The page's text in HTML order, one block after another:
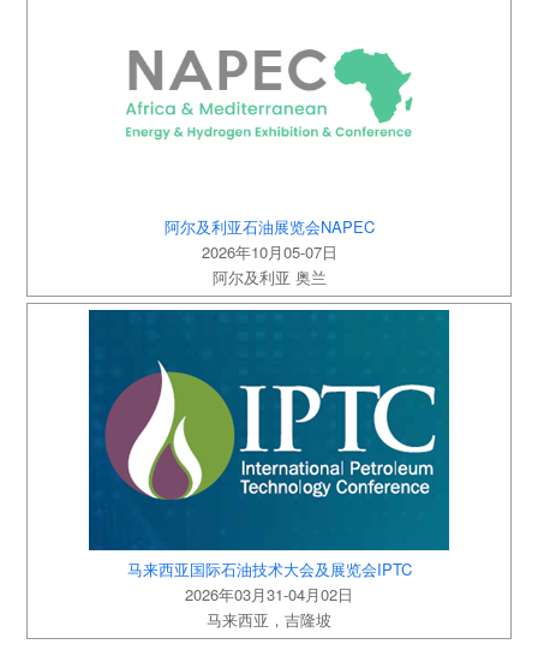
阿尔及利亚石油展览会NAPEC
2026年10月05-07日
阿尔及利亚 奥兰
马来西亚国际石油技术大会及展览会IPTC
2026年03月31-04月02日
马来西亚，吉隆坡